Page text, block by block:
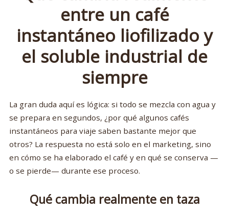
entre un café
instantáneo liofilizado y
el soluble industrial de
siempre
La gran duda aquí es lógica: si todo se mezcla con agua y
se prepara en segundos, ¿por qué algunos cafés
instantáneos para viaje saben bastante mejor que
otros? La respuesta no está solo en el marketing, sino
en cómo se ha elaborado el café y en qué se conserva —
o se pierde— durante ese proceso.
Qué cambia realmente en taza